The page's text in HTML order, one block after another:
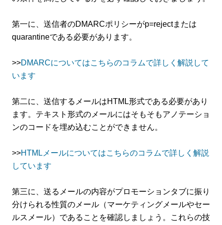
第一に、送信者のDMARCポリシーがp=rejectまたは
quarantineである必要があります。
>>DMARCについてはこちらのコラムで詳しく解説して
います
第二に、送信するメールはHTML形式である必要があり
ます。テキスト形式のメールにはそもそもアノテーショ
ンのコードを埋め込むことができません。
>>HTMLメールについてはこちらのコラムで詳しく解説
しています
第三に、送るメールの内容がプロモーションタブに振り
分けられる性質のメール（マーケティングメールやセー
ルスメール）であることを確認しましょう。これらの技